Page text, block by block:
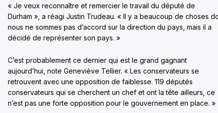
« Je veux reconnaître et remercier le travail du député de
Durham », a réagi Justin Trudeau. « Il y a beaucoup de choses
nous ne sommes pas d’accord sur la direction du pays, mais il a
décidé de représenter son pays. »
C’est probablement ce dernier qui est le grand gagnant
aujourd’hui, note Geneviève Tellier. « Les conservateurs se
retrouvent avec une opposition de faiblesse. 119 députés
conservateurs qui se cherchent un chef et ont la tête ailleurs, ce
n’est pas une forte opposition pour le gouvernement en place. »